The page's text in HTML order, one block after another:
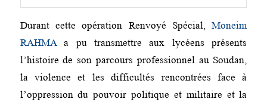
Durant cette opération Renvoyé Spécial,Moneim
RAHMAa pu transmettre aux lycéens présents
l’histoire de son parcours professionnel au Soudan,
la violence et les difficultés rencontrées face à
l’oppression du pouvoir politique et militaire et la